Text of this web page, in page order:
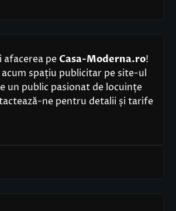
pe Casa-Moderna.ro!
spațiu publicitar pe site-ul
un public pasionat de locuințe
ne pentru detalii și tarife